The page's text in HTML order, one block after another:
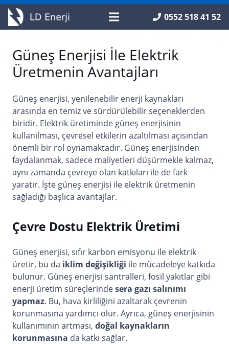
0552 518 41 52
Güneş Enerjisi İle Elektrik
Üretmenin Avantajları
Güneş enerjisi, yenilenebilir enerji kaynakları
arasında en temiz ve sürdürülebilir seçeneklerden
biridir. Elektrik üretiminde güneş enerjisinin
kullanılması, çevresel etkilerin azaltılması açısından
önemli bir rol oynamaktadır. Güneş enerjisinden
faydalanmak, sadece maliyetleri düşürmekle kalmaz,
aynı zamanda çevreye olan katkıları ile de fark
yaratır. İşte güneş enerjisi ile elektrik üretmenin
sağladığı başlıca avantajlar.
Çevre Dostu Elektrik Üretimi
Güneş enerjisi, sıfır karbon emisyonu ile elektrik
üretir, bu da iklim değişikliği ile mücadeleye katkıda
bulunur. Güneş enerjisi santralleri, fosil yakıtlar gibi
enerji üretim süreçlerindesera gazı salınımı
yapmaz. Bu, hava kirliliğini azaltarak çevrenin
korunmasına yardımcı olur. Ayrıca, güneş enerjisinin
kullanımının artması, doğal kaynakların
korunmasına da katkı sağlar.